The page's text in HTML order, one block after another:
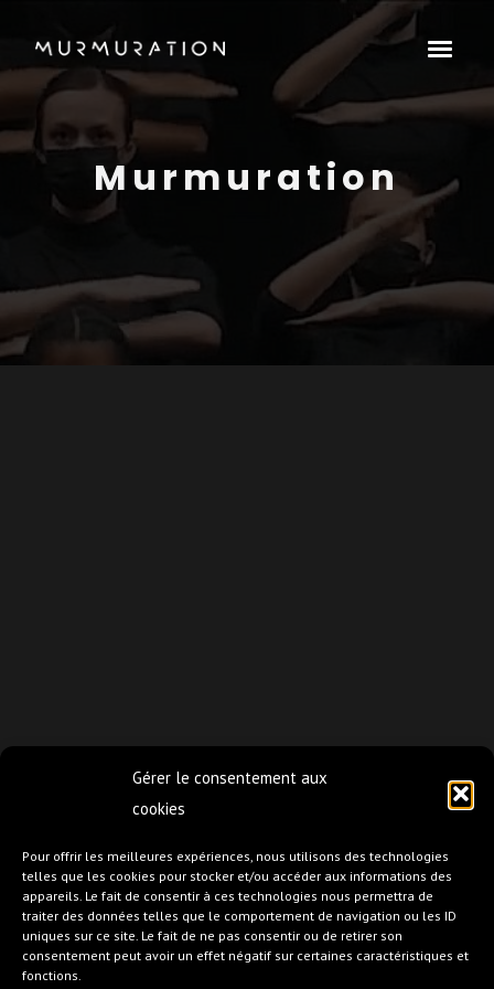
Gérer le consentement aux
cookies
Pour offrir les meilleures expériences, nous utilisons des technologies
telles que les cookies pour stocker et/ou accéder aux informations des
appareils. Le fait de consentir à ces technologies nous permettra de
traiter des données telles que le comportement de navigation ou les ID
uniques sur ce site. Le fait de ne pas consentir ou de retirer son
consentement peut avoir un effet négatif sur certaines caractéristiques et
fonctions.
Murmuration